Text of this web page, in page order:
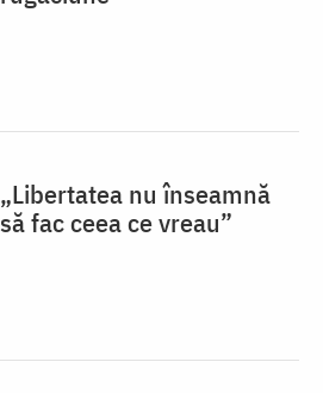
„Libertatea nu înseamnă
să fac ceea ce vreau”